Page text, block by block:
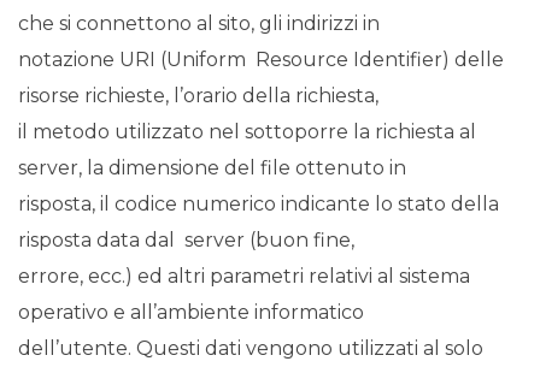
che si connettono al sito, gli indirizzi in
notazione URI (Uniform Resource Identifier) delle
risorse richieste, l’orario della richiesta,
il metodo utilizzato nel sottoporre la richiesta al
server, la dimensione del file ottenuto in
risposta, il codice numerico indicante lo stato della
risposta data dal server (buon fine,
errore, ecc.) ed altri parametri relativi al sistema
operativo e all’ambiente informatico
dell’utente. Questi dati vengono utilizzati al solo